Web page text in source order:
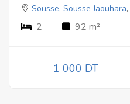
Sousse, Sousse Jaouhara,
2 92 m²
1 000 DT